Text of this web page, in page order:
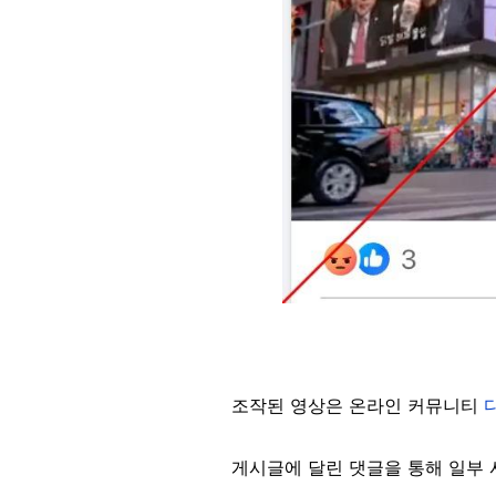
조작된 영상은 온라인 커뮤니티
게시글에 달린 댓글을 통해 일부